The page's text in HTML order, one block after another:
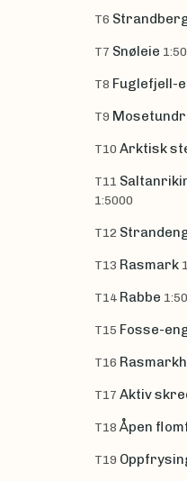
T6
T7 Snøleie
T8 Fuglefjell-
T9
T10 Arktisk
T11
1:5000
T12
T13 Rasmark
T14 Rabbe
T15 Fosse-
T16
T17 Aktiv
T18Åpen
T19